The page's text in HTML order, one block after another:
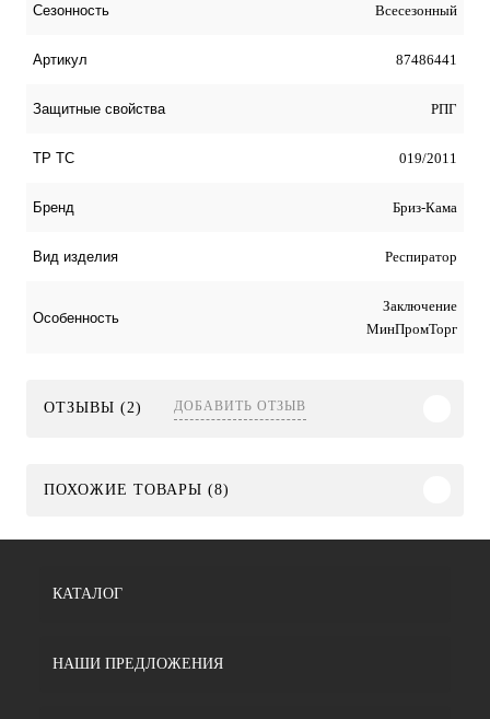
Сезонность Всесезонный
Артикул 87486441
Защитные свойства РПГ
ТР ТС 019/2011
Бренд Бриз-Кама
Вид изделия Респиратор
Особенность
Заключение
МинПромТорг
ОТЗЫВЫ (2) ДОБАВИТЬ ОТЗЫВ
ПОХОЖИЕ ТОВАРЫ (8)
КАТАЛОГ
НАШИ ПРЕДЛОЖЕНИЯ